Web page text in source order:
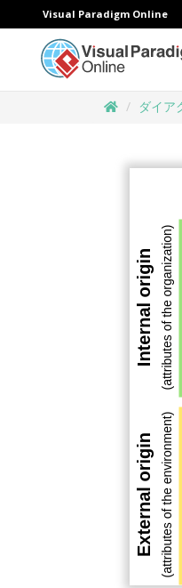
Visual Paradigm Online
ダイア